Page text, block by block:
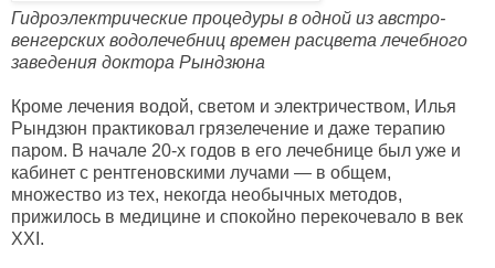
Гидроэлектрические процедуры в одной из австро-
венгерских водолечебниц времен расцвета лечебного
заведения доктора Рындзюна
Кроме лечения водой, светом и электричеством, Илья
Рындзюн практиковал грязелечение и даже терапию
паром. В начале 20-х годов в его лечебнице был уже и
кабинет с рентгеновскими лучами — в общем,
множество из тех, некогда необычных методов,
прижилось в медицине и спокойно перекочевало в век
XXI.